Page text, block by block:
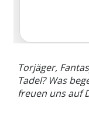
Torjäger,
Tadel? Was
freuen uns auf